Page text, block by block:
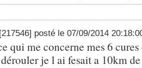
[217546] posté le 07/09/2014
qui me concerne mes 6
je l ai fesait a 10km